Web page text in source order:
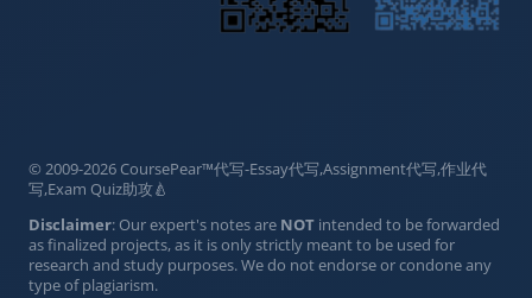
© 2009-2026 CoursePear™代写-Essay代写,Assignment代写,作业代
写,Exam Quiz助攻🍐
Disclaimer: Our expert's notes are NOT intended to be forwarded
as finalized projects, as it is only strictly meant to be used for
research and study purposes. We do not endorse or condone any
type of plagiarism.